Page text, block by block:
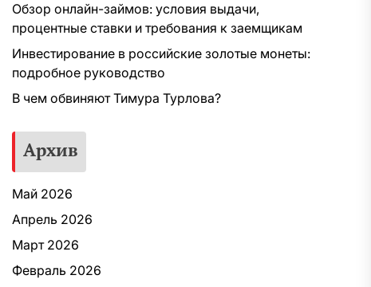
Обзор онлайн-займов: условия выдачи,
процентные ставки и требования к заемщикам
Инвестирование в российские золотые монеты:
подробное руководство
В чем обвиняют Тимура Турлова?
Архив
Май 2026
Апрель 2026
Март 2026
Февраль 2026